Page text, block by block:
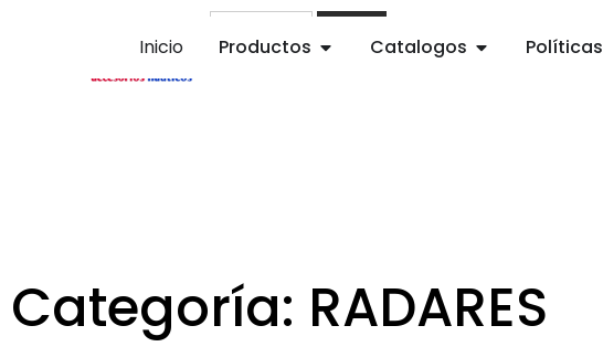
Inicio Productos Catalogos Políticas
Categoría: RADARES